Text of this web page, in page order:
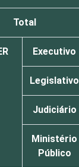
Total
Executivo
Legislativo
Judiciário
Ministério
Público